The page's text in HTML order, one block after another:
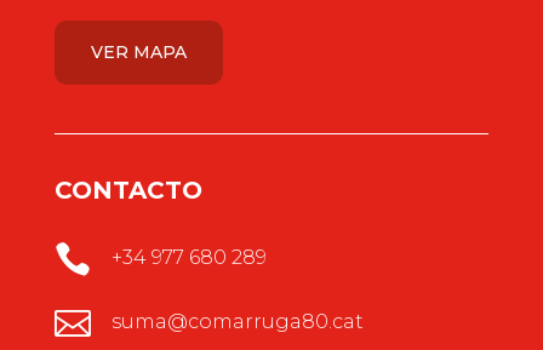
VER MAPA
CONTACTO
 +34 977 680 289
 suma@comarruga80.cat